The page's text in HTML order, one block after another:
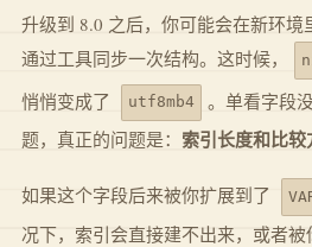
升级到 8.0 之后，你可能会在新环境
通过工具同步一次结构。这时候，
悄悄变成了
utf8mb4
。单看字段
题，真正的问题是： 索引长度和比
如果这个字段后来被你扩展到了
况下，索引会直接建不出来，或者